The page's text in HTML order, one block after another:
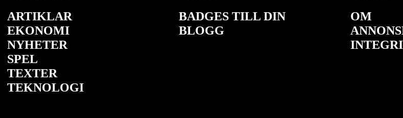
ARTIKLAR
EKONOMI
NYHETER
SPEL
TEXTER
TEKNOLOGI
BADGES TILL DIN
BLOGG
OM